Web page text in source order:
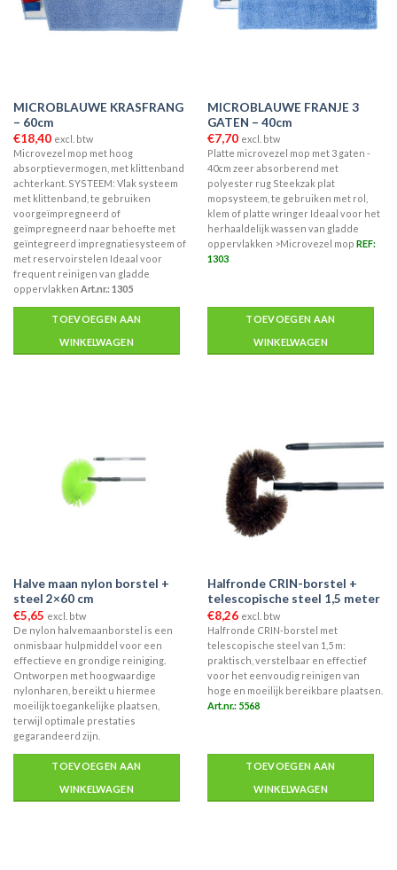
MICROBLAUWE KRASFRANG
– 60cm
€18,40 excl. btw
Microvezel mop met hoog
absorptievermogen, met klittenband
achterkant. SYSTEEM: Vlak systeem
met klittenband, te gebruiken
voorgeïmpregneerd of
geïmpregneerd naar behoefte met
geïntegreerd impregnatiesysteem of
met reservoirstelen Ideaal voor
frequent reinigen van gladde
oppervlakken Art.nr.: 1305
TOEVOEGEN AAN
WINKELWAGEN
MICROBLAUWE FRANJE 3
GATEN – 40cm
€7,70 excl. btw
Platte microvezel mop met 3 gaten -
40cm zeer absorberend met
polyester rug Steekzak plat
mopsysteem, te gebruiken met rol,
klem of platte wringer Ideaal voor het
herhaaldelijk wassen van gladde
oppervlakken >Microvezel mop REF:
1303
TOEVOEGEN AAN
WINKELWAGEN
Halve maan nylon borstel +
steel 2×60 cm
€5,65 excl. btw
De nylon halvemaanborstel is een
onmisbaar hulpmiddel voor een
effectieve en grondige reiniging.
Ontworpen met hoogwaardige
nylonharen, bereikt u hiermee
moeilijk toegankelijke plaatsen,
terwijl optimale prestaties
gegarandeerd zijn.
TOEVOEGEN AAN
WINKELWAGEN
Halfronde CRIN-borstel +
telescopische steel 1,5 meter
€8,26 excl. btw
Halfronde CRIN-borstel met
telescopische steel van 1,5 m:
praktisch, verstelbaar en effectief
voor het eenvoudig reinigen van
hoge en moeilijk bereikbare plaatsen.
Art.nr.: 5568
TOEVOEGEN AAN
WINKELWAGEN